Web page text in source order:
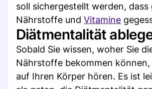
soll sichergestellt werden, dass
Nährstoffe und Vitamine
Diätmentalität
Sobald Sie wissen, woher Sie
Nährstoffe bekommen können,
auf Ihren Körper hören. Es ist